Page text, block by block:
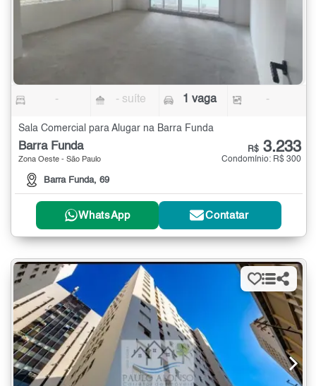
- - suíte 1 vaga -
Sala Comercial para Alugar na Barra Funda
Barra Funda
Zona Oeste - São Paulo
Barra Funda, 69
R$ 3.233
Condomínio: R$ 300
WhatsApp Contatar